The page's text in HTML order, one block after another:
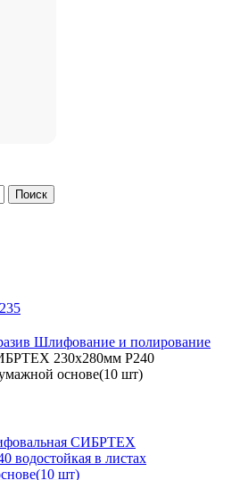
Поиск
Шлифование и полирование
230х280мм Р240
основе(10 шт)